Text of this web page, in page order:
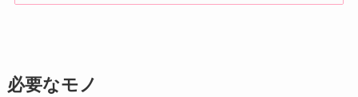
必要なモノ